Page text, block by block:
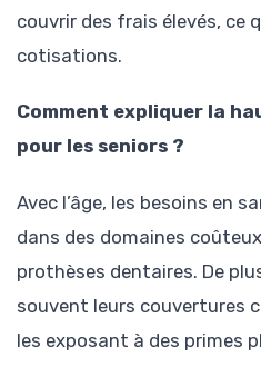
couvrir des frais élevés, ce
cotisations.
Comment expliquer la
pour les seniors ?
Avec l’âge, les besoins en
dans des domaines
prothèses dentaires. De
souvent leurs couvertures
les exposant à des primes